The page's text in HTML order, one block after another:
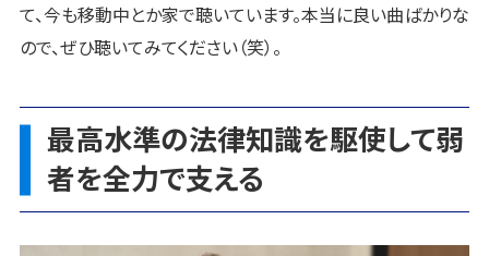
て、今も移動中とか家で聴いています。本当に良い曲ばかりな
ので、ぜひ聴いてみてください（笑）。
最高水準の法律知識を駆使して弱
者を全力で支える